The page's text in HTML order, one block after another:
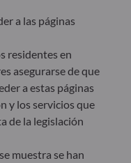
de decisiones
gestión
estrictamente
significativa a
y aborda los
las
el proveedor de
gestora.
a las páginas
residentes en
asegurarse de que
a estas páginas
y los servicios que
de la legislación
muestra se han